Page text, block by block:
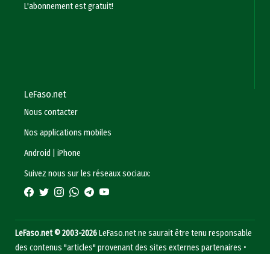
L'abonnement est gratuit!
LeFaso.net
Nous contacter
Nos applications mobiles
Android
|iPhone
Suivez nous sur les réseaux sociaux:
LeFaso.net © 2003-2026LeFaso.net ne saurait être tenu responsable
des contenus "articles" provenant des sites externes partenaires •